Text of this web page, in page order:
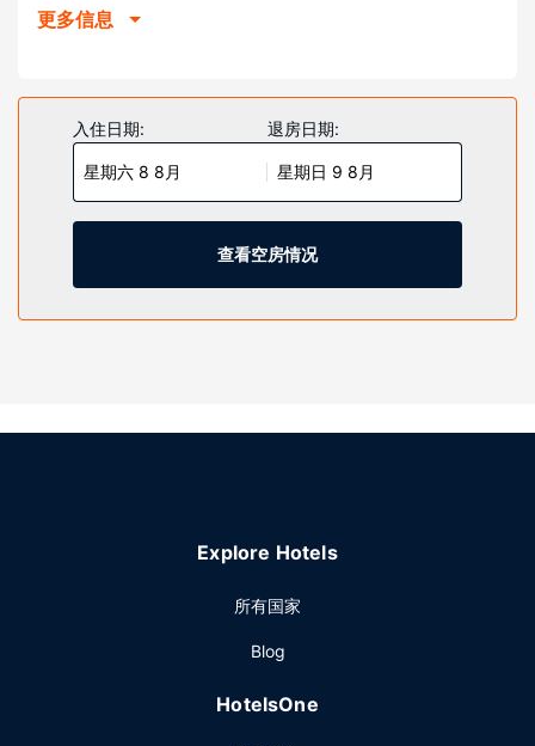
客房
适。带有有线频道的 32 英寸液晶电视可满足您的娱乐需求；
同时提供免费无线网络，方便您与朋友保持联系。配备淋浴/盆
浴组合的私人浴室提供免费洗浴用品和吹风机。便利设施包括
书桌和茶具/咖啡用具，以及带有免费市内通话的电话。
您可享受室内游泳池、热水浴缸和健身中心等丰富度假设施。
更多信息
入住日期:
星期六 8 8月
退房日期:
星期日 9 8月
查看空房情况
Explore Hotels
所有国家
Blog
HotelsOne